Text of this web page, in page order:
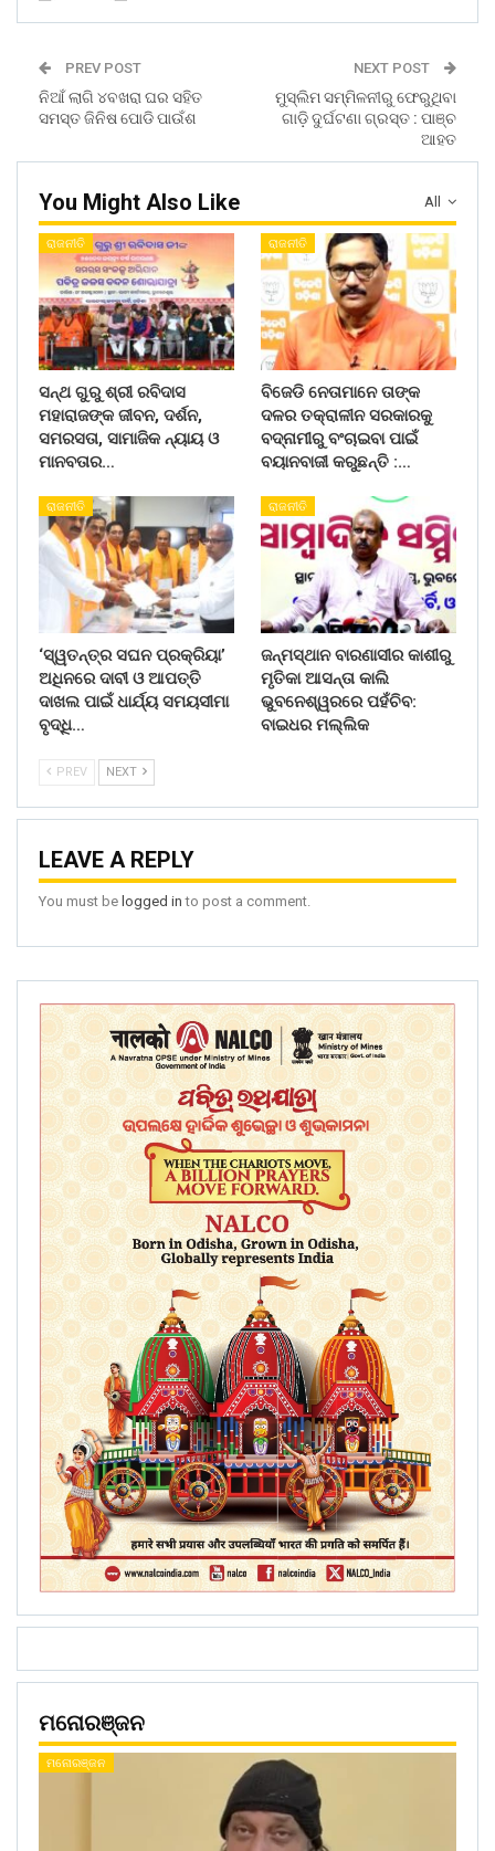
PREV POST
ନିଆଁ ଲାଗି ୪ବଖରା ଘର ସହିତ
ସମସ୍ତ ଜିନିଷ ପୋଡି ପାଉଁଶ
NEXT POST
ମୁସ୍ଲିମ ସମ୍ମିଳନୀରୁ ଫେରୁଥିବା
ଗାଡ଼ି ଦୁର୍ଘଟଣା ଗ୍ରସ୍ତ : ପାଞ୍ଚ
ଆହତ
All
You Might Also Like
ରାଜନୀତି
ସନ୍ଥ ଗୁରୁ ଶ୍ରୀ ରବିଦାସ
ମହାରାଜଙ୍କ ଜୀବନ, ଦର୍ଶନ,
ସମରସତା, ସାମାଜିକ ନ୍ୟାୟ ଓ
ମାନବତାର…
ରାଜନୀତି
ବିଜେଡି ନେତାମାନେ ତାଙ୍କ
ଦଳର ତକ୍ରାଳୀନ ସରକାରକୁ
ବଦ୍ନାମୀରୁ ବଂଚାଇବା ପାଇଁ
ବୟାନବାଜୀ କରୁଛନ୍ତି :…
ରାଜନୀତି
‘ସ୍ୱତନ୍ତ୍ର ସଘନ ପ୍ରକ୍ରିୟା’
ଅଧିନରେ ଦାବୀ ଓ ଆପତ୍ତି
ଦାଖଲ ପାଇଁ ଧାର୍ଯ୍ୟ ସମୟସୀମା
ବୃଦ୍ଧି…
ରାଜନୀତି
ଜନ୍ମସ୍ଥାନ ବାରଣାସୀର କାଶୀରୁ
ମୃତିକା ଆସନ୍ତା କାଲି
ଭୁବନେଶ୍ୱରରେ ପହଁଚିବ:
ବାଇଧର ମଲ୍ଲିକ
PREV NEXT
LEAVE A REPLY
You must be logged in to post a comment.
ମନୋରଞ୍ଜନ
ମନୋରଞ୍ଜନ